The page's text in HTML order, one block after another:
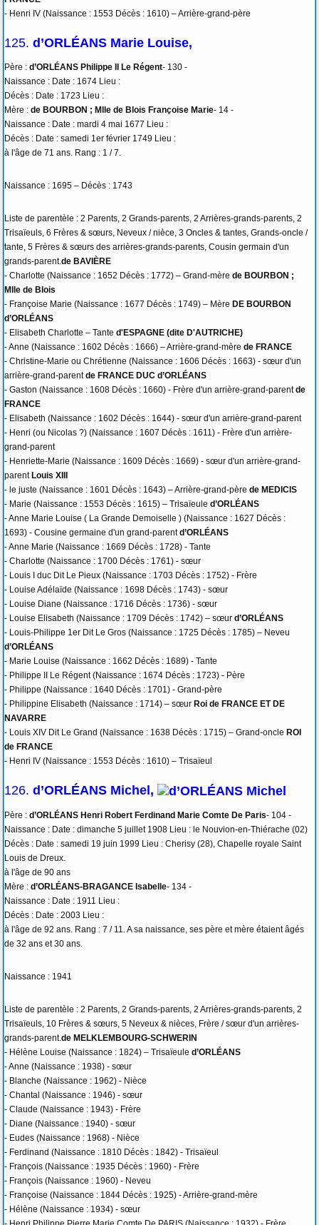
- Henri IV (Naissance : 1553 Décès : 1610) – Arrière-grand-père
125. d’ORLÉANS Marie Louise,
Père : d’ORLÉANS Philippe II Le Régent- 130 -
Naissance : Date : 1674 Lieu :
Décès : Date : 1723 Lieu :
Mère : de BOURBON ; Mlle de Blois Françoise Marie- 14 -
Naissance : Date : mardi 4 mai 1677 Lieu :
Décès : Date : samedi 1er février 1749 Lieu :
à l'âge de 71 ans. Rang : 1 / 7.
Naissance : 1695 – Décès : 1743
Liste de parentèle : 2 Parents, 2 Grands-parents, 2 Arrières-grands-parents, 2
Trisaïeuls, 6 Frères & sœurs, Neveux / nièce, 3 Oncles & tantes, Grands-oncle /
tante, 5 Frères & sœurs des arrières-grands-parents, Cousin germain d'un
grands-parent.de BAVIÈRE
- Charlotte (Naissance : 1652 Décès : 1772) – Grand-mère de BOURBON ;
Mlle de Blois
- Françoise Marie (Naissance : 1677 Décès : 1749) – Mère DE BOURBON
d’ORLÉANS
- Elisabeth Charlotte – Tante d'ESPAGNE (dite D'AUTRICHE)
- Anne (Naissance : 1602 Décès : 1666) – Arrière-grand-mère de FRANCE
- Christine-Marie ou Chrétienne (Naissance : 1606 Décès : 1663) - sœur d'un
arrière-grand-parentde FRANCE DUC d’ORLÉANS
- Gaston (Naissance : 1608 Décès : 1660) - Frère d'un arrière-grand-parentde
FRANCE
- Elisabeth (Naissance : 1602 Décès : 1644) - sœur d'un arrière-grand-parent
- Henri (ou Nicolas ?) (Naissance : 1607 Décès : 1611) - Frère d'un arrière-
grand-parent
- Henriette-Marie (Naissance : 1609 Décès : 1669) - sœur d'un arrière-grand-
parent Louis XIII
- le juste (Naissance : 1601 Décès : 1643) – Arrière-grand-père de MEDICIS
- Marie (Naissance : 1553 Décès : 1615) – Trisaïeule d’ORLÉANS
- Anne Marie Louise ( La Grande Demoiselle ) (Naissance : 1627 Décès :
1693) - Cousine germaine d'un grand-parentd’ORLÉANS
- Anne Marie (Naissance : 1669 Décès : 1728) - Tante
- Charlotte (Naissance : 1700 Décès : 1761) - sœur
- Louis I duc Dit Le Pieux (Naissance : 1703 Décès : 1752) - Frère
- Louise Adélaïde (Naissance : 1698 Décès : 1743) - sœur
- Louise Diane (Naissance : 1716 Décès : 1736) - sœur
- Louise Elisabeth (Naissance : 1709 Décès : 1742) – sœur d’ORLÉANS
- Louis-Philippe 1er Dit Le Gros (Naissance : 1725 Décès : 1785) – Neveu
d’ORLÉANS
- Marie Louise (Naissance : 1662 Décès : 1689) - Tante
- Philippe II Le Régent (Naissance : 1674 Décès : 1723) - Père
- Philippe (Naissance : 1640 Décès : 1701) - Grand-père
- Philippine Elisabeth (Naissance : 1714) – sœur Roi de FRANCE ET DE
NAVARRE
- Louis XIV Dit Le Grand (Naissance : 1638 Décès : 1715) – Grand-oncle ROI
de FRANCE
- Henri IV (Naissance : 1553 Décès : 1610) – Trisaïeul
126. d’ORLÉANS Michel,
Père : d’ORLÉANS Henri Robert Ferdinand Marie Comte De Paris- 104 -
Naissance : Date : dimanche 5 juillet 1908 Lieu : le Nouvion-en-Thiérache (02)
Décès : Date : samedi 19 juin 1999 Lieu : Cherisy (28), Chapelle royale Saint
Louis de Dreux.
à l'âge de 90 ans
Mère : d’ORLÉANS-BRAGANCE Isabelle- 134 -
Naissance : Date : 1911 Lieu :
Décès : Date : 2003 Lieu :
à l'âge de 92 ans. Rang : 7 / 11. A sa naissance, ses père et mère étaient âgés
de 32 ans et 30 ans.
Naissance : 1941
Liste de parentèle : 2 Parents, 2 Grands-parents, 2 Arrières-grands-parents, 2
Trisaïeuls, 10 Frères & sœurs, 5 Neveux & nièces, Frère / sœur d'un arrières-
grands-parent.de MELKLEMBOURG-SCHWERIN
- Hélène Louise (Naissance : 1824) – Trisaïeule d’ORLÉANS
- Anne (Naissance : 1938) - sœur
- Blanche (Naissance : 1962) - Nièce
- Chantal (Naissance : 1946) - sœur
- Claude (Naissance : 1943) - Frère
- Diane (Naissance : 1940) - sœur
- Eudes (Naissance : 1968) - Nièce
- Ferdinand (Naissance : 1810 Décès : 1842) - Trisaïeul
- François (Naissance : 1935 Décès : 1960) - Frère
- François (Naissance : 1960) - Neveu
- Françoise (Naissance : 1844 Décès : 1925) - Arrière-grand-mère
- Hélène (Naissance : 1934) - sœur